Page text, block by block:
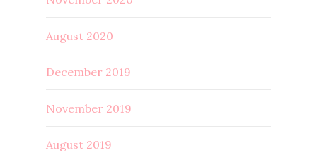
August 2020
December 2019
November 2019
August 2019